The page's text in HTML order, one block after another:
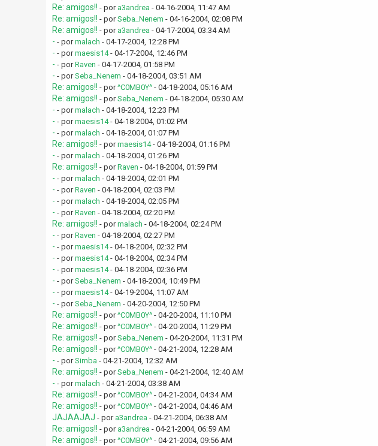
Re: amigos!! - por a3andrea - 04-16-2004, 11:47 AM
Re: amigos!! - porSeba_Nenem - 04-16-2004, 02:08 PM
Re: amigos!! - por a3andrea - 04-17-2004, 03:34 AM
- - pormalach - 04-17-2004, 12:28 PM
- - pormaesis14- 04-17-2004, 12:46 PM
- - porRaven - 04-17-2004, 01:58 PM
- - porSeba_Nenem - 04-18-2004, 03:51 AM
Re: amigos!! - por^C0MB0Y^- 04-18-2004, 05:16 AM
Re: amigos!! - porSeba_Nenem - 04-18-2004, 05:30 AM
- - pormalach - 04-18-2004, 12:23 PM
- - pormaesis14- 04-18-2004, 01:02 PM
- - pormalach - 04-18-2004, 01:07 PM
Re: amigos!! - pormaesis14- 04-18-2004, 01:16 PM
- - pormalach - 04-18-2004, 01:26 PM
Re: amigos!! - porRaven - 04-18-2004, 01:59 PM
- - pormalach - 04-18-2004, 02:01 PM
- - porRaven - 04-18-2004, 02:03 PM
- - pormalach - 04-18-2004, 02:05 PM
- - porRaven - 04-18-2004, 02:20 PM
Re: amigos!! - pormalach - 04-18-2004, 02:24 PM
- - porRaven - 04-18-2004, 02:27 PM
- - pormaesis14- 04-18-2004, 02:32 PM
- - pormaesis14- 04-18-2004, 02:34 PM
- - pormaesis14- 04-18-2004, 02:36 PM
- - porSeba_Nenem - 04-18-2004, 10:49 PM
- - pormaesis14- 04-19-2004, 11:07 AM
- - porSeba_Nenem - 04-20-2004, 12:50 PM
Re: amigos!! - por^C0MB0Y^- 04-20-2004, 11:10 PM
Re: amigos!! - por^C0MB0Y^- 04-20-2004, 11:29 PM
Re: amigos!! - porSeba_Nenem - 04-20-2004, 11:31 PM
Re: amigos!! - por^C0MB0Y^- 04-21-2004, 12:28 AM
- - porSimba - 04-21-2004, 12:32 AM
Re: amigos!! - porSeba_Nenem - 04-21-2004, 12:40 AM
- - pormalach - 04-21-2004, 03:38 AM
Re: amigos!! - por^C0MB0Y^- 04-21-2004, 04:34 AM
Re: amigos!! - por^C0MB0Y^- 04-21-2004, 04:46 AM
JAJAAJAJ - por a3andrea - 04-21-2004, 06:38 AM
Re: amigos!! - por a3andrea - 04-21-2004, 06:59 AM
Re: amigos!! - por^C0MB0Y^- 04-21-2004, 09:56 AM